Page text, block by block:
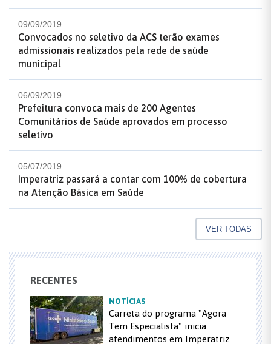
09/09/2019
Convocados no seletivo da ACS terão exames
admissionais realizados pela rede de saúde
municipal
06/09/2019
Prefeitura convoca mais de 200 Agentes
Comunitários de Saúde aprovados em processo
seletivo
05/07/2019
Imperatriz passará a contar com 100% de cobertura
na Atenção Básica em Saúde
VER TODAS
RECENTES
NOTÍCIAS
Carreta do programa "Agora
Tem Especialista" inicia
atendimentos em Imperatriz